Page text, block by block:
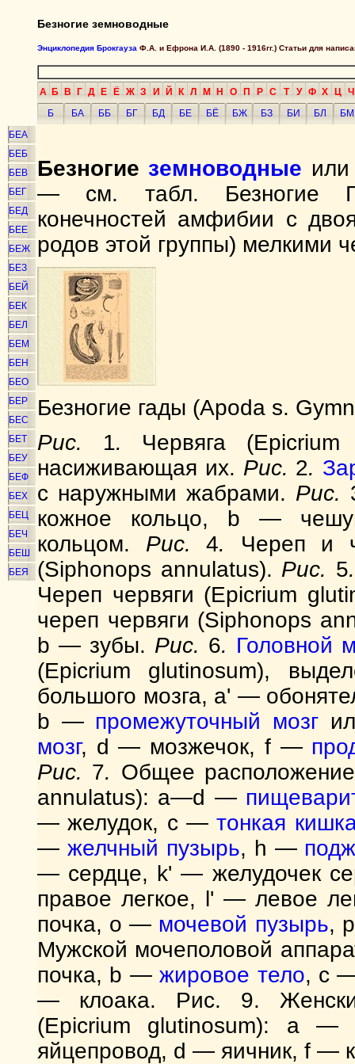
Безногие земноводные
Энциклопедия Брокгауза Ф.А. и Ефрона И.А. (1890 - 1916гг.) Статьи для
А Б В Г Д Е Ё Ж З И Й К Л М Н О П Р С Т У Ф Х Ц Ч
Б
БА ББ БГ БД БЕ БЁ БЖ БЗ БИ БЛ
БМ
БЕА
БЕБ
БЕВ
БЕГ
БЕД
БЕЕ
БЕЖ
БЕЗ
БЕЙ
БЕК
БЕЛ
БЕМ
БЕН
БЕО
БЕР
БЕС
БЕТ
БЕУ
БЕФ
БЕХ
БЕЦ
БЕЧ
БЕШ
БЕЯ
Безногие земноводные
— см. табл. Безногие
конечностей амфибии с
родов этой группы) мелкими
Безногие гады (Apoda s.
Рис. 1. Червяга
насиживающая их. Рис. 2.
с наружными жабрами. Рис.
кожное кольцо, b —
кольцом. Рис.4.
Череп и
(Siphonops annulatus). Рис. 5.
Череп червяги (Epicrium
череп червяги (Siphonops
b — зубы. Рис. 6. Головной
(Epicrium glutinosum),
большого мозга, a' —
b — промежуточный мозг
мозг, d — мозжечок, f —
Рис. 7. Общее расположение
annulatus): a—d —
— желудок, c —тонкая
— желчный пузырь, h —
— сердце, k' — желудочек
правое легкое, l' — левое
почка, o — мочевой пузырь,
Мужской мочеполовой
почка, b —жировое тело, c
— клоака. Рис. 9.
(Epicrium glutinosum): a
яйцепровод, d — яичник, f —